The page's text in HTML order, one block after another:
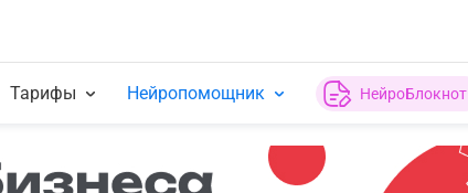
Тарифы Нейропомощник НейроБлокнот